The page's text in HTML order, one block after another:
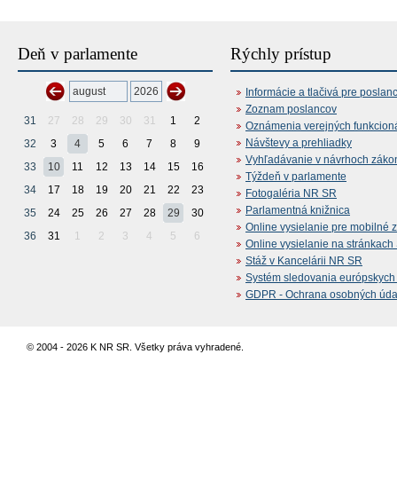
Deň v parlamente
31 27 28 29 30 31 1
2
32
3 4 5 6 7 8
9
33
10 11 12 13 14 15
16
34
17 18 19 20 21 22
23
35
24 25 26 27 28 29
30
36
31 1 2 3 4 5 6
Rýchly prístup
Informácie a tlačivá pre
Zoznam poslancov
Oznámenia verejných
Návštevy a prehliadky
Vyhľadávanie v návrhoch
Týždeň v parlamente
Fotogaléria NR SR
Parlamentná knižnica
Online vysielanie pre mobilné
Online vysielanie na stránkach
Stáž v Kancelárii NR SR
Systém sledovania
GDPR - Ochrana osobných
© 2004 - 2026 K NR SR. Všetky práva vyhradené.